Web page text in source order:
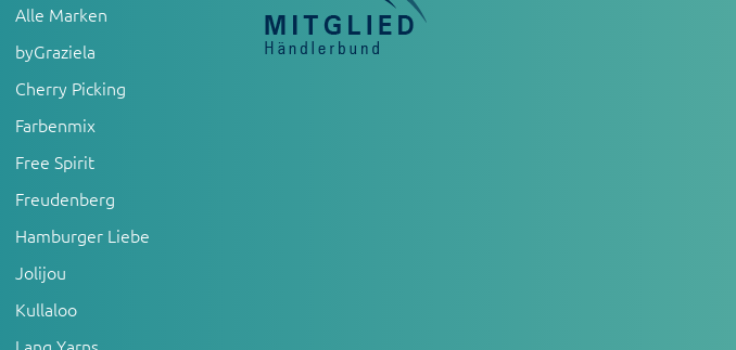
Alle Marken
byGraziela
Cherry Picking
Farbenmix
Free Spirit
Freudenberg
Hamburger Liebe
Jolijou
Kullaloo
Lang Yarns